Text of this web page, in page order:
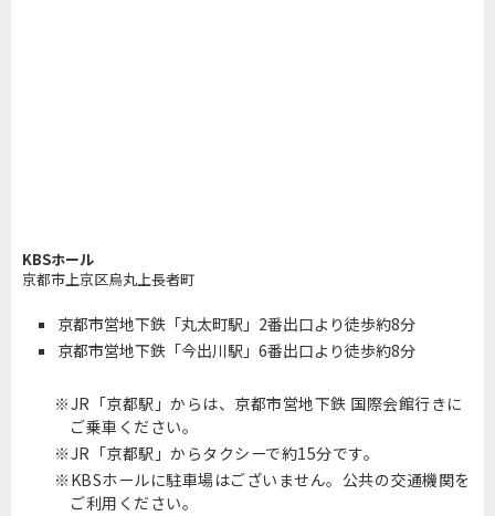
KBSホール
京都市上京区烏丸上長者町
京都市営地下鉄「丸太町駅」2番出口より徒歩約8分
京都市営地下鉄「今出川駅」6番出口より徒歩約8分
JR「京都駅」からは、京都市営地下鉄 国際会館行きに
ご乗車ください。
JR「京都駅」からタクシーで約15分です。
KBSホールに駐車場はございません。公共の交通機関を
ご利用ください。